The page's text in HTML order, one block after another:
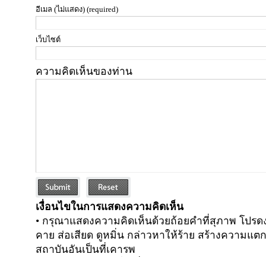
อีเมล (ไม่แสดง) (required)
เว็บไซต์
ความคิดเห็นของท่าน
เงื่อนไขในการแสดงความคิดเห็น
• กรุณาแสดงความคิดเห็นด้วยถ้อยคำที่สุภาพ โปรด
คาย ส่อเสียด ดูหมิ่น กล่าวหาให้ร้าย สร้างความแต
สถาบันอันเป็นที่เคารพ